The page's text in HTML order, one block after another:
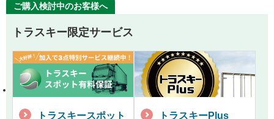
ご購入検討中のお客様へ
トラスキー限定サービス
トラスキースポット
トラスキーPlus